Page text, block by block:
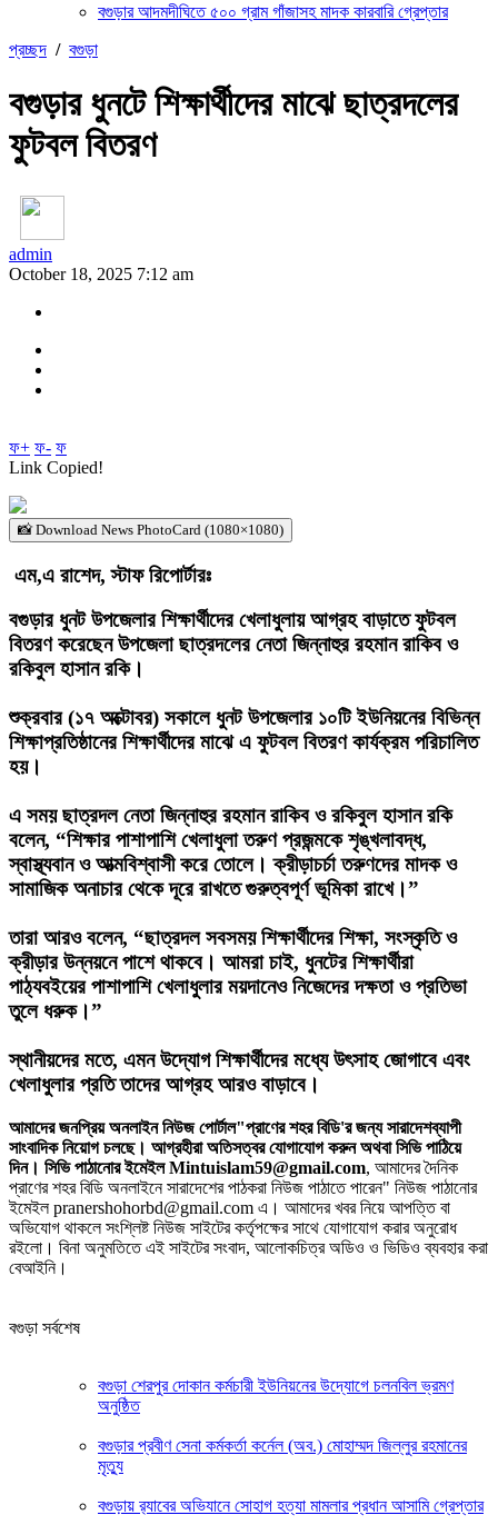
বগুড়ার আদমদীঘিতে ৫০০ গ্রাম গাঁজাসহ মাদক কারবারি গ্রেপ্তার
প্রচ্ছদ / বগুড়া
বগুড়ার ধুনটে শিক্ষার্থীদের মাঝে ছাত্রদলের
ফুটবল বিতরণ
admin
October 18, 2025 7:12 am
ফ+ ফ- ফ
Link Copied!
📸 Download News PhotoCard (1080×1080)
‎ এম,এ রাশেদ, স্টাফ রিপোর্টারঃ
‎বগুড়ার ধুনট উপজেলার শিক্ষার্থীদের খেলাধুলায় আগ্রহ বাড়াতে ফুটবল
বিতরণ করেছেন উপজেলা ছাত্রদলের নেতা জিন্নাহুর রহমান রাকিব ও
রকিবুল হাসান রকি।
‎শুক্রবার (১৭ অক্টোবর) সকালে ধুনট উপজেলার ১০টি ইউনিয়নের বিভিন্ন
শিক্ষাপ্রতিষ্ঠানের শিক্ষার্থীদের মাঝে এ ফুটবল বিতরণ কার্যক্রম পরিচালিত
হয়।
‎এ সময় ছাত্রদল নেতা জিন্নাহুর রহমান রাকিব ও রকিবুল হাসান রকি
বলেন, “শিক্ষার পাশাপাশি খেলাধুলা তরুণ প্রজন্মকে শৃঙ্খলাবদ্ধ,
স্বাস্থ্যবান ও আত্মবিশ্বাসী করে তোলে। ক্রীড়াচর্চা তরুণদের মাদক ও
সামাজিক অনাচার থেকে দূরে রাখতে গুরুত্বপূর্ণ ভূমিকা রাখে।”
‎তারা আরও বলেন, “ছাত্রদল সবসময় শিক্ষার্থীদের শিক্ষা, সংস্কৃতি ও
ক্রীড়ার উন্নয়নে পাশে থাকবে। আমরা চাই, ধুনটের শিক্ষার্থীরা
পাঠ্যবইয়ের পাশাপাশি খেলাধুলার ময়দানেও নিজেদের দক্ষতা ও প্রতিভা
তুলে ধরুক।”
‎স্থানীয়দের মতে, এমন উদ্যোগ শিক্ষার্থীদের মধ্যে উৎসাহ জোগাবে এবং
খেলাধুলার প্রতি তাদের আগ্রহ আরও বাড়াবে।
আমাদের জনপ্রিয় অনলাইন নিউজ পোর্টাল"প্রাণের শহর বিডি'র জন্য সারাদেশব্যাপী
সাংবাদিক নিয়োগ চলছে। আগ্রহীরা অতিসত্বর যোগাযোগ করুন অথবা সিভি পাঠিয়ে
দিন। সিভি পাঠানোর ইমেইল Mintuislam59@gmail.com, আমাদের দৈনিক
প্রাণের শহর বিডি অনলাইনে সারাদেশের পাঠকরা নিউজ পাঠাতে পারেন" নিউজ পাঠানোর
ইমেইল pranershohorbd@gmail.com এ। আমাদের খবর নিয়ে আপত্তি বা
অভিযোগ থাকলে সংশ্লিষ্ট নিউজ সাইটের কর্তৃপক্ষের সাথে যোগাযোগ করার অনুরোধ
রইলো। বিনা অনুমতিতে এই সাইটের সংবাদ, আলোকচিত্র অডিও ও ভিডিও ব্যবহার করা
বেআইনি।
বগুড়া সর্বশেষ
বগুড়া শেরপুর দোকান কর্মচারী ইউনিয়নের উদ্যোগে চলনবিল ভ্রমণ
অনুষ্ঠিত
বগুড়ার প্রবীণ সেনা কর্মকর্তা কর্নেল (অব.) মোহাম্মদ জিল্লুর রহমানের
মৃত্যু
‎বগুড়ায় র‍্যাবের অভিযানে সোহাগ হত্যা মামলার প্রধান আসামি গ্রেপ্তার